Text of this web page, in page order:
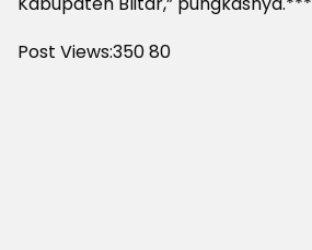
Post Views:35080